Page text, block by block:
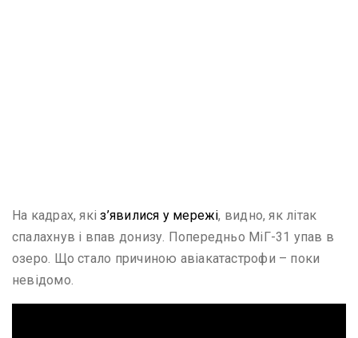
На кадрах, якіз’явилися у мережі, видно, як літак
спалахнув і впав донизу. Попередньо МіГ-31 упав в
озеро. Що стало причиною авіакатастрофи – поки
невідомо.